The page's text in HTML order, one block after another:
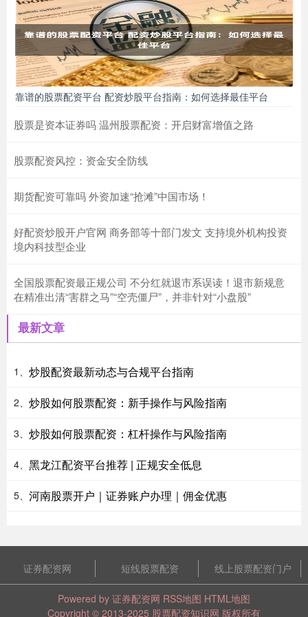
靠谱的股票配资平台 配资炒股平台指南：如何选择最佳平台
股票是资本证券吗 温州股票配资：开启财富增值之路
股票配资风控：资金安全防线
期货配资可靠吗 外资加速“抢滩”中国市场！
好配资炒股开户官网 商务部等十部门发文 支持境外机构投资
境内科技型企业
全国股票配资最正规公司 不分红就退市系误读！退市新规意
在精准出清“害群之马”“空壳僵尸”，并非针对“小盘股”
最新文章
1、 炒股配资最新动态与合规平台指南
2、 炒股如何股票配资：新手操作与风险指南
3、 炒股如何股票配资：杠杆操作与风险指南
4、 黑龙江配资平台推荐 | 正规安全低息
5、 河南股票开户｜证券账户办理｜佣金优惠
证券配资网 短线股票配资 线上股票配资门户
Powered by 证券配资网 RSS地图 HTML地图
Copyright © 2013-2025 股票配资知识网 版权所有